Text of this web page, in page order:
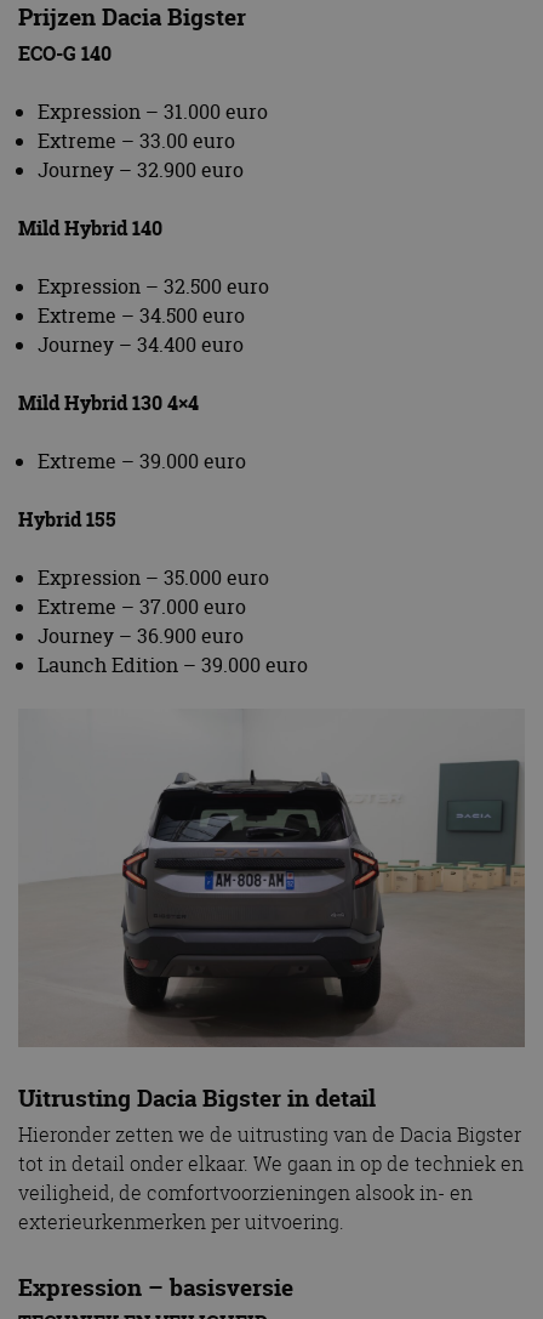
Prijzen Dacia Bigster
ECO-G 140
Expression – 31.000 euro
Extreme – 33.00 euro
Journey – 32.900 euro
Mild Hybrid 140
Expression – 32.500 euro
Extreme – 34.500 euro
Journey – 34.400 euro
Mild Hybrid 130 4×4
Extreme – 39.000 euro
Hybrid 155
Expression – 35.000 euro
Extreme – 37.000 euro
Journey – 36.900 euro
Launch Edition – 39.000 euro
Uitrusting Dacia Bigster in detail
Hieronder zetten we de uitrusting van de Dacia Bigster
tot in detail onder elkaar. We gaan in op de techniek en
veiligheid, de comfortvoorzieningen alsook in- en
exterieurkenmerken per uitvoering.
Expression – basisversie